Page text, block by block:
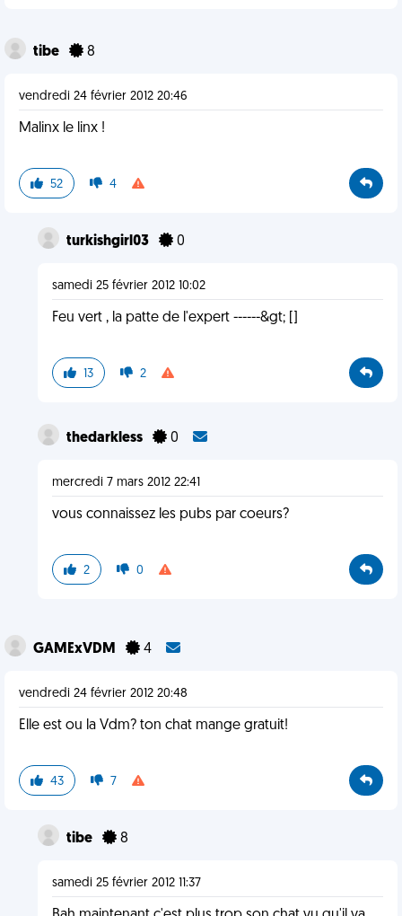
tibe 8
vendredi 24 février 2012 20:46
Malinx le linx !
52 4
turkishgirl03 0
samedi 25 février 2012 10:02
Feu vert , la patte de l'expert ------&gt; []
13 2
thedarkless 0
mercredi 7 mars 2012 22:41
vous connaissez les pubs par coeurs?
2 0
GAMExVDM 4
vendredi 24 février 2012 20:48
Elle est ou la Vdm? ton chat mange gratuit!
43 7
tibe 8
samedi 25 février 2012 11:37